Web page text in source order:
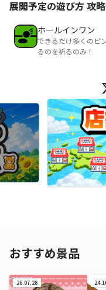
展開予定の遊び方 攻
ホールインワン
できるだけ多くのピ
るのを祈るのみ！
おすすめ景品
26.07.28